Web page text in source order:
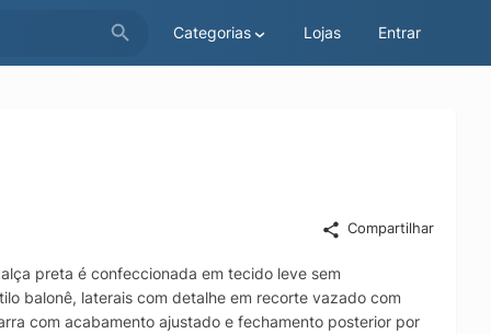
Categorias Lojas Entrar
Compartilhar
preta é confeccionada em tecido leve sem
balonê, laterais com detalhe em recorte vazado com
com acabamento ajustado e fechamento posterior por